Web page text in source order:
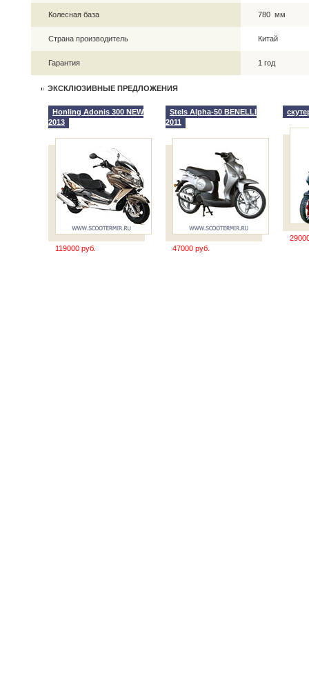
Колесная база 780 мм
Страна производитель Китай
Гарантия 1 год
ЭКСКЛЮЗИВНЫЕ ПРЕДЛОЖЕНИЯ
Honling Adonis 300 NEW
2013
119000 руб.
Stels Alpha-50 BENELLI
2011
47000 руб.